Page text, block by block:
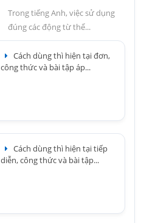
Trong tiếng Anh, việc sử dụng
đúng các động từ thể...
Cách dùng thì hiện tại đơn,
công thức và bài tập áp...
Cách dùng thì hiện tại tiếp
diễn, công thức và bài tập...